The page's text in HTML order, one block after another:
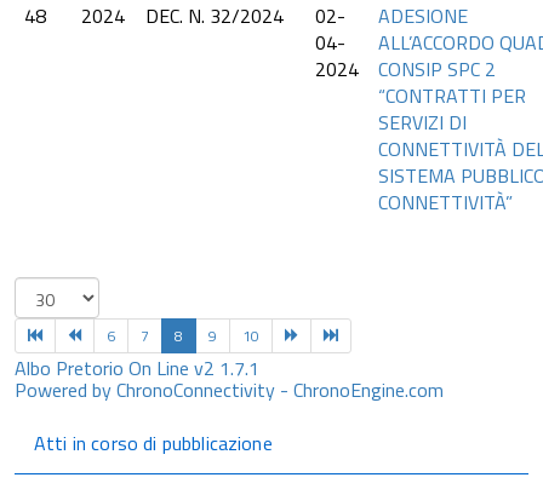
48
2024 DEC. N. 32/2024
02-
04-
2024
ADESIONE
ALL’ACCORDO
CONSIP SPC 2
“CONTRATTI PER
SERVIZI DI
CONNETTIVITÀ
SISTEMA
CONNETTIVITÀ”
6 7 8 9 10
Albo Pretorio On Line v2 1.7.1
Powered by ChronoConnectivity - ChronoEngine.com
Atti in corso di pubblicazione